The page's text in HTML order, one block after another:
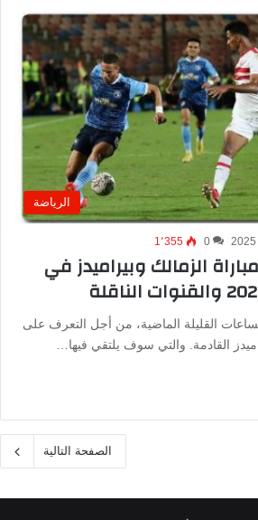
الرياضة
0 1٬355
الزمالك وبيراميدز في
القليلة الماضية، من أجل التعرف على
القادمة. والتي سوف يلتقي فيها…
الصفحة التالية